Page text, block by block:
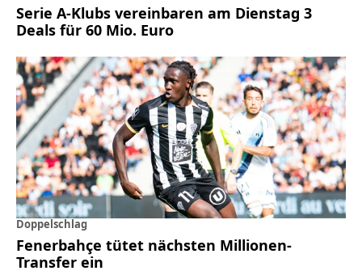
Serie A-Klubs vereinbaren am Dienstag 3
Deals für 60 Mio. Euro
Doppelschlag
Fenerbahçe tütet nächsten Millionen-
Transfer ein